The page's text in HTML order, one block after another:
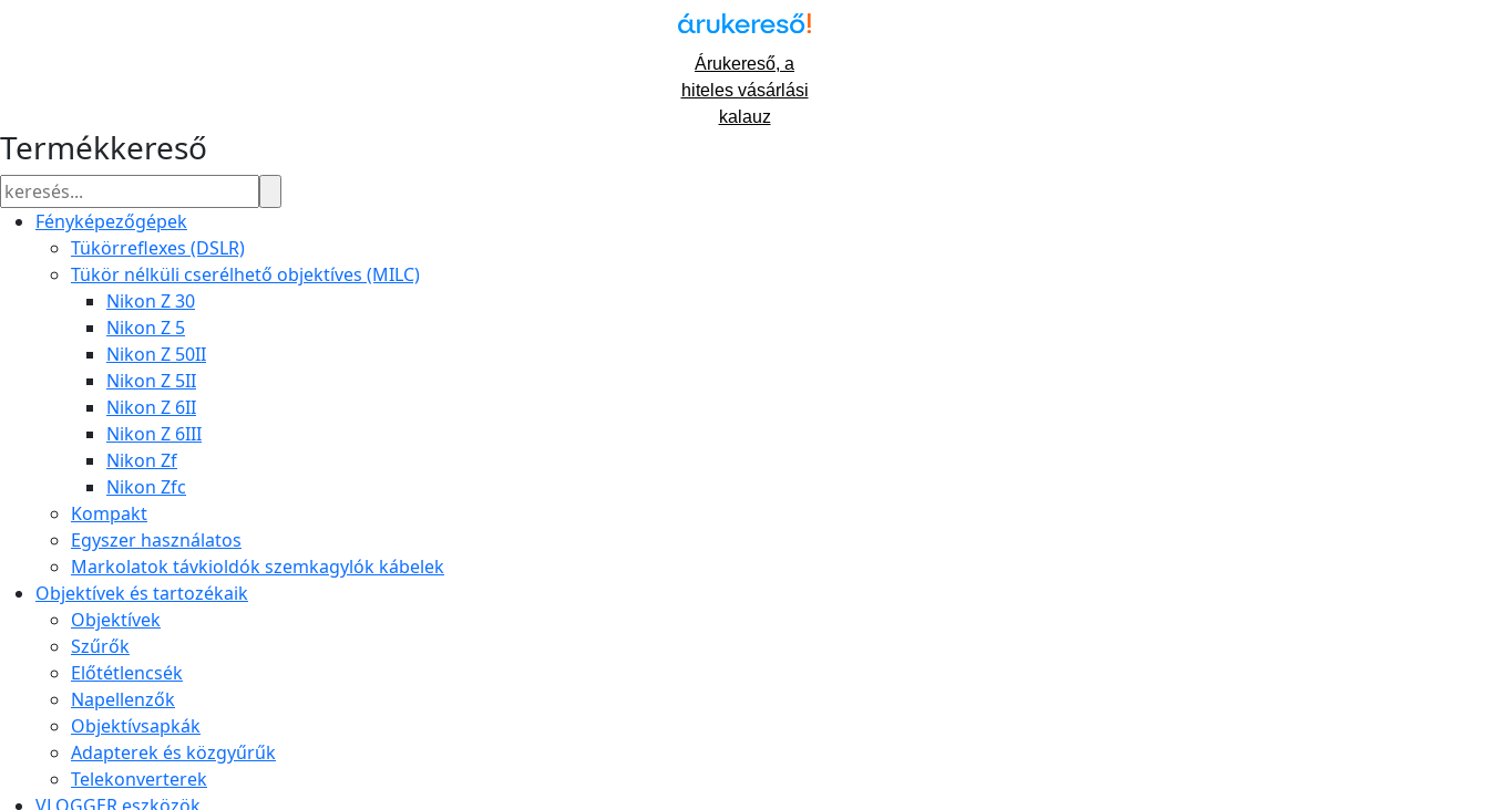
Árukereső, a
hiteles vásárlási
kalauz
Termékkereső
Fényképezőgépek
Tükörreflexes (DSLR)
Tükör nélküli cserélhető objektíves (MILC)
Nikon Z 30
Nikon Z 5
Nikon Z 50II
Nikon Z 5II
Nikon Z 6II
Nikon Z 6III
Nikon Zf
Nikon Zfc
Kompakt
Egyszer használatos
Markolatok távkioldók szemkagylók kábelek
Objektívek és tartozékaik
Objektívek
Szűrők
Előtétlencsék
Napellenzők
Objektívsapkák
Adapterek és közgyűrűk
Telekonverterek